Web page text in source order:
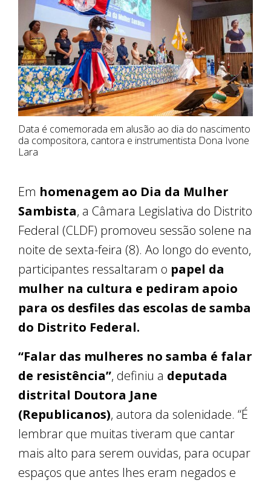
Data é comemorada em alusão ao dia do nascimento
da compositora, cantora e instrumentista Dona Ivone
Lara
Em homenagem ao Dia da Mulher
Sambista, a Câmara Legislativa do Distrito
Federal (CLDF) promoveu sessão solene na
noite de sexta-feira (8). Ao longo do evento,
participantes ressaltaram o papel da
mulher na cultura e pediram apoio
para os desfiles das escolas de samba
do Distrito Federal.
“Falar das mulheres no samba é falar
de resistência”, definiu a deputada
distrital Doutora Jane
(Republicanos), autora da solenidade. “É
lembrar que muitas tiveram que cantar
mais alto para serem ouvidas, para ocupar
espaços que antes lhes eram negados e